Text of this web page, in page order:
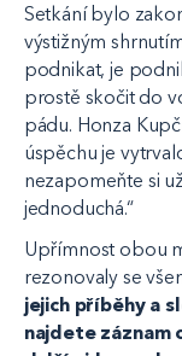
Setkání bylo
výstižným
podnikat, je
prostě skočit do
pádu. Honza
úspěchu je
nezapomeňte si
jednoduchá.“
Upřímnost obou
rezonovaly se
jejich příběhy a
najdete záznam